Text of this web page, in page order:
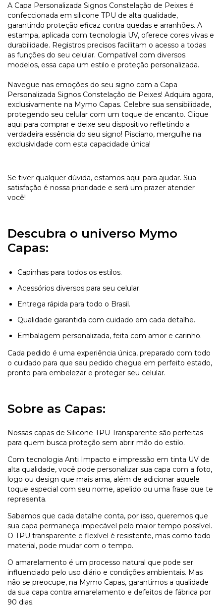
A Capa Personalizada Signos Constelação de Peixes é
confeccionada em silicone TPU de alta qualidade,
garantindo proteção eficaz contra quedas e arranhões. A
estampa, aplicada com tecnologia UV, oferece cores vivas e
durabilidade. Registros precisos facilitam o acesso a todas
as funções do seu celular. Compatível com diversos
modelos, essa capa um estilo e proteção personalizada.
Navegue nas emoções do seu signo com a Capa
Personalizada Signos Constelação de Peixes! Adquira agora,
exclusivamente na Mymo Capas. Celebre sua sensibilidade,
protegendo seu celular com um toque de encanto. Clique
aqui para comprar e deixe seu dispositivo refletindo a
verdadeira essência do seu signo! Pisciano, mergulhe na
exclusividade com esta capacidade única!
Se tiver qualquer dúvida, estamos aqui para ajudar. Sua
satisfação é nossa prioridade e será um prazer atender
você!
Descubra o universo Mymo
Capas:
Capinhas para todos os estilos.
Acessórios diversos para seu celular.
Entrega rápida para todo o Brasil.
Qualidade garantida com cuidado em cada detalhe.
Embalagem personalizada, feita com amor e carinho.
Cada pedido é uma experiência única, preparado com todo
o cuidado para que seu pedido chegue em perfeito estado,
pronto para embelezar e proteger seu celular.
Sobre as Capas:
Nossas capas de Silicone TPU Transparente são perfeitas
para quem busca proteção sem abrir mão do estilo.
Com tecnologia Anti Impacto e impressão em tinta UV de
alta qualidade, você pode personalizar sua capa com a foto,
logo ou design que mais ama, além de adicionar aquele
toque especial com seu nome, apelido ou uma frase que te
representa.
Sabemos que cada detalhe conta, por isso, queremos que
sua capa permaneça impecável pelo maior tempo possível.
O TPU transparente e flexível é resistente, mas como todo
material, pode mudar com o tempo.
O amarelamento é um processo natural que pode ser
influenciado pelo uso diário e condições ambientais. Mas
não se preocupe, na Mymo Capas, garantimos a qualidade
da sua capa contra amarelamento e defeitos de fábrica por
90 dias.